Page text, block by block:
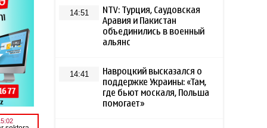
14:51
NTV: Турция, Саудовская
Аравия и Пакистан
объединились в военный
альянс
14:41
Навроцкий высказался о
поддержке Украины: «Там,
где бьют москаля, Польша
помогает»